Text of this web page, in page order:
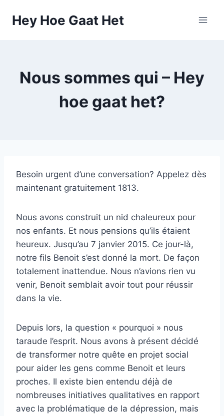
Hey Hoe Gaat Het
Nous sommes qui – Hey
hoe gaat het?
Besoin urgent d’une conversation? Appelez dès
maintenant gratuitement 1813.
Nous avons construit un nid chaleureux pour
nos enfants. Et nous pensions qu’ils étaient
heureux. Jusqu’au 7 janvier 2015. Ce jour-là,
notre fils Benoit s’est donné la mort. De façon
totalement inattendue. Nous n’avions rien vu
venir, Benoit semblait avoir tout pour réussir
dans la vie.
Depuis lors, la question « pourquoi » nous
taraude l’esprit. Nous avons à présent décidé
de transformer notre quête en projet social
pour aider les gens comme Benoit et leurs
proches. Il existe bien entendu déjà de
nombreuses initiatives qualitatives en rapport
avec la problématique de la dépression, mais